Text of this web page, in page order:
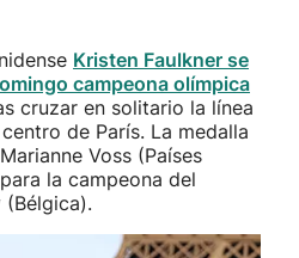
Kristen Faulkner se
campeona olímpica
cruzar en solitario la línea
de París. La medalla
Voss (Países
la campeona del
(Bélgica).